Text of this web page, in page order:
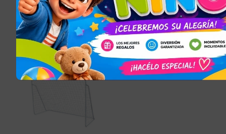
$990,00
Seleccionar opciones
$1.890,50
Añadir al carrito
JUGUETES PARA
NIÑOS Y NIÑAS